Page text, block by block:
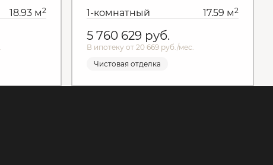
18.93 м2 1-комнатный 17.59 м2
5 760 629 руб.
В ипотеку от 20 669 руб./мес.
Чистовая отделка